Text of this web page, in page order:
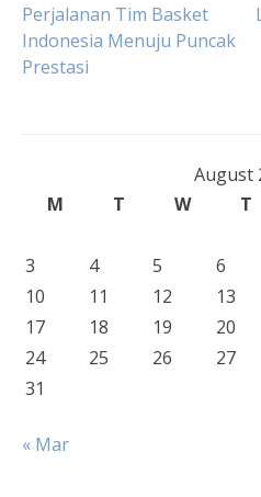
Post
navigation
Perjalanan Tim Basket
Indonesia Menuju Puncak
Prestasi
August
M
T W T
3
4 5 6
10
11 12 13
17
18 19 20
24
25 26 27
31
« Mar